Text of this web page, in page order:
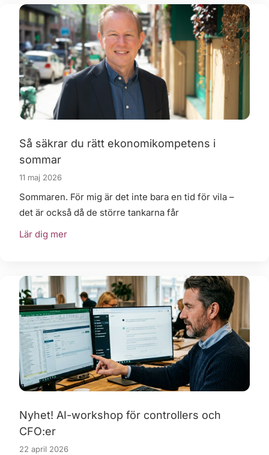
Så säkrar du rätt ekonomikompetens i
sommar
11 maj 2026
Sommaren. För mig är det inte bara en tid för vila –
det är också då de större tankarna får
Lär dig mer
Nyhet! AI-workshop för controllers och
CFO:er
22 april 2026